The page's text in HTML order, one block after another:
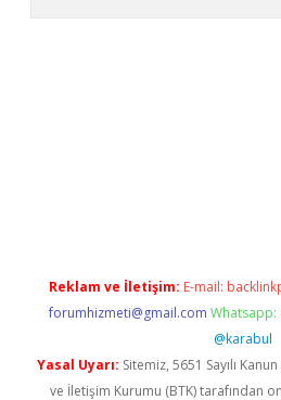
Reklam ve İletişim: E-mail:
forumhizmeti@gmail.com Whatsapp:
@karabul
Yasal Uyarı: Sitemiz, 5651 Sayılı
ve İletişim Kurumu (BTK) tarafından